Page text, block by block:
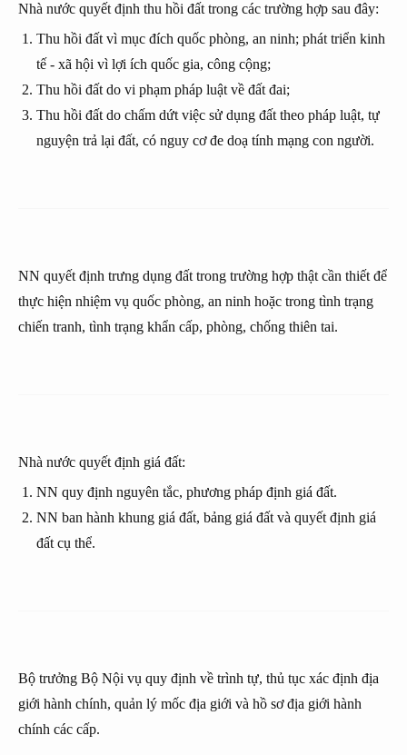
Nhà nước quyết định thu hồi đất trong các trường hợp sau đây:
Thu hồi đất vì mục đích quốc phòng, an ninh; phát triển kinh
tế - xã hội vì lợi ích quốc gia, công cộng;
Thu hồi đất do vi phạm pháp luật về đất đai;
Thu hồi đất do chấm dứt việc sử dụng đất theo pháp luật, tự
nguyện trả lại đất, có nguy cơ đe doạ tính mạng con người.
NN quyết định trưng dụng đất trong trường hợp thật cần thiết để
thực hiện nhiệm vụ quốc phòng, an ninh hoặc trong tình trạng
chiến tranh, tình trạng khẩn cấp, phòng, chống thiên tai.
Nhà nước quyết định giá đất:
NN quy định nguyên tắc, phương pháp định giá đất.
NN ban hành khung giá đất, bảng giá đất và quyết định giá
đất cụ thể.
Bộ trưởng Bộ Nội vụ quy định về trình tự, thủ tục xác định địa
giới hành chính, quản lý mốc địa giới và hồ sơ địa giới hành
chính các cấp.